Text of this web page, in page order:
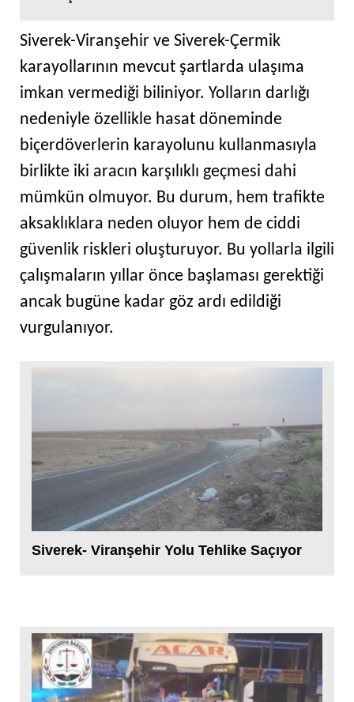
Siverek-Viranşehir ve Siverek-Çermik
karayollarının mevcut şartlarda ulaşıma
imkan vermediği biliniyor. Yolların darlığı
nedeniyle özellikle hasat döneminde
biçerdöverlerin karayolunu kullanmasıyla
birlikte iki aracın karşılıklı geçmesi dahi
mümkün olmuyor. Bu durum, hem trafikte
aksaklıklara neden oluyor hem de ciddi
güvenlik riskleri oluşturuyor. Bu yollarla ilgili
çalışmaların yıllar önce başlaması gerektiği
ancak bugüne kadar göz ardı edildiği
vurgulanıyor.
Siverek- Viranşehir Yolu Tehlike Saçıyor